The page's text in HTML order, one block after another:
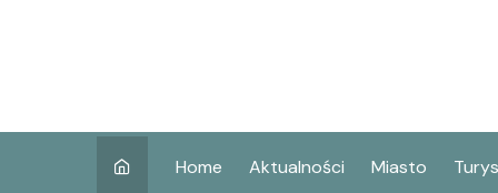
Home Aktualności Miasto